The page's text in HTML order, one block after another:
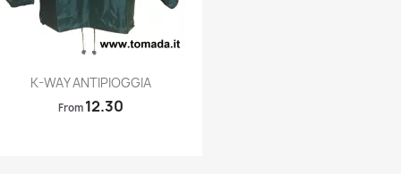
Quick view
K-WAY ANTIPIOGGIA
From 12.30